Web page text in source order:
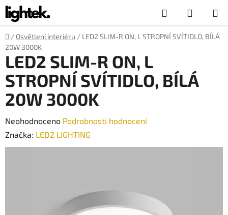
Přejít
na
obsah
Hledat
KOŠÍK
Domů
/ Osvětlení interiéru / LED2 SLIM-R ON, L STROPNÍ SVÍTIDLO, BÍLÁ
20W 3000K
LED2 SLIM-R ON, L
STROPNÍ SVÍTIDLO, BÍLÁ
20W 3000K
Průměrné
hodnocení
produktu
Neohodnoceno Podrobnosti hodnocení
Značka: LED2 LIGHTING